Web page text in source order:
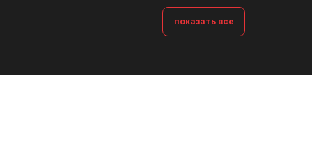
показать все